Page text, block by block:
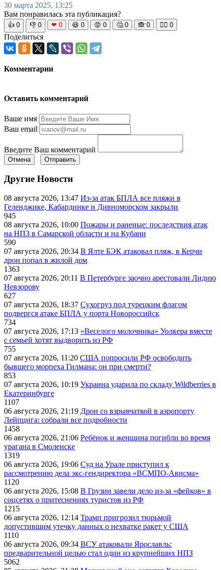
30 марта 2025, 13:25
Вам понравилась эта публикация?
👍 0 👎 0 ❤ 0 😆 0 😡 0 🤔 0 🙈 0 🧘‍♀️ 0
Поделиться
Комментарии
Оставить комментарий
Ваше имя
Ваш email
Введите Ваш комментарий
Отмена Отправить
Другие Новости
08 августа 2026, 13:47 Из-за атак БПЛА все пляжи в
Геленджике, Кабардинке и Дивноморском закрыли
945
08 августа 2026, 10:00 Пожары и раненые: последствия атак
на НПЗ в Самарской области и на Кубани
590
07 августа 2026, 20:34 В Ялте БЭК атаковал пляж, в Керчи
дрон попал в жилой дом
1363
07 августа 2026, 20:11 В Петербурге заочно арестовали Лидию
Невзорову
627
07 августа 2026, 18:37 Сухогруз под турецким флагом
подвергся атаке БПЛА у порта Новороссийск
734
07 августа 2026, 17:13 «Веселого молочника» Уолкера вместе
с семьей хотят выдворить из РФ
755
07 августа 2026, 11:20 США попросили РФ освободить
бывшего морпеха Гилмана: он при смерти?
853
07 августа 2026, 10:19 Украина ударила по складу Wildberries в
Екатеринбурге
1107
06 августа 2026, 21:19 Дрон со взрывчаткой в аэропорту
Лейпцига: собрали все подробности
1458
06 августа 2026, 21:06 Ребёнок и женщина погибли во время
урагана в Смоленске
1319
06 августа 2026, 19:06 Суд на Урале приступил к
рассмотрению дела экс-гендиректора «ВСМПО-Ависма»
1120
06 августа 2026, 15:08 В Грузии завели дело из-за «фейков» в
соцсетях о притеснениях туристов из РФ
1215
06 августа 2026, 12:14 Трамп пригрозил тюрьмой
допустившим утечку данных о нехватке ракет у США
1110
06 августа 2026, 09:34 ВСУ атаковали Ярославль:
предварительной целью стал один из крупнейших НПЗ
5062